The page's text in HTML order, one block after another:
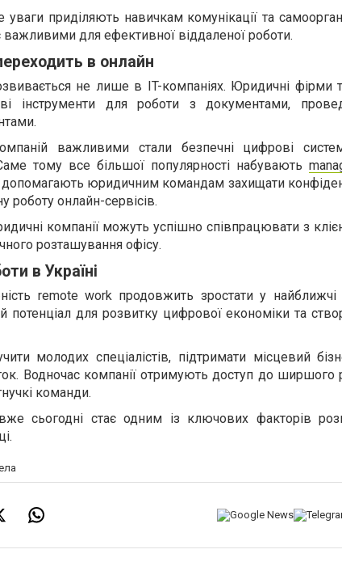
приділяють навичкам комунікації та
важливими для ефективної віддаленої роботи.
в онлайн
не лише в IT-компаніях. Юридичні фірми
інструменти для роботи з документами,
важливими стали безпечні цифрові
тому все більшої популярності набувають
допомагають юридичним командам захищати
роботу онлайн-сервісів.
компанії можуть успішно співпрацювати з
розташування офісу.
в Україні
remote work продовжить зростати у найближчі
потенціал для розвитку цифрової економіки та
молодих спеціалістів, підтримати місцевий
Водночас компанії отримують доступ до ширшого
команди.
сьогодні стає одним із ключових факторів